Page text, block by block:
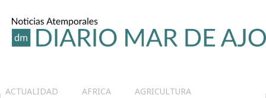
ACTUALIDAD AFRICA AGRICULTURA